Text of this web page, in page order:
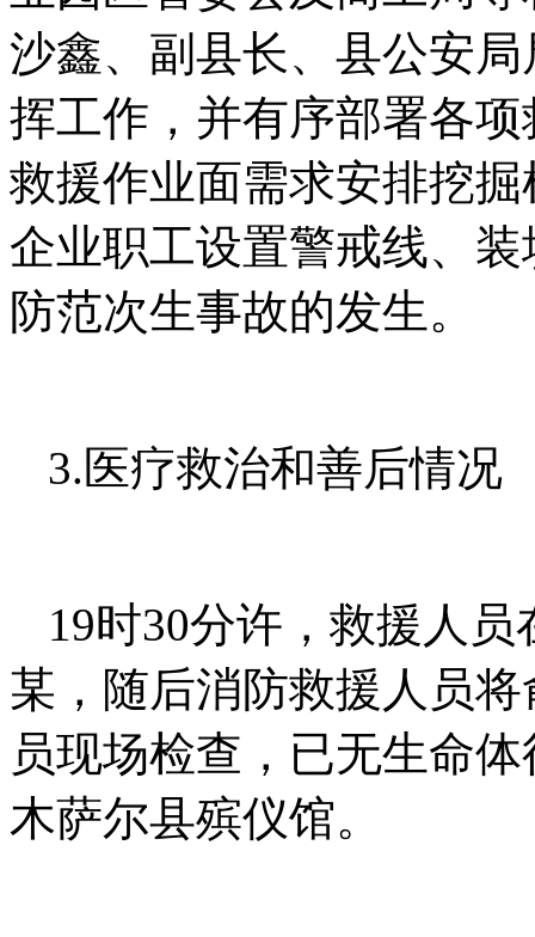
沙鑫、副县长、县公安
挥工作，并有序部署各
救援作业面需求安排挖
企业职工设置警戒线、
防范次生事故的发生。
3.医疗救治和善后情况
19时30分许，救援人
某，随后消防救援人员
员现场检查，已无生命
木萨尔县殡仪馆。